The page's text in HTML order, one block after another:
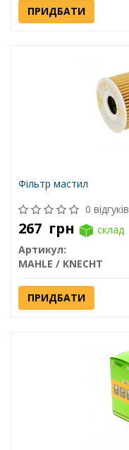
ПРИДБАТИ
Фільтр мастил
0 відгуків
267 грн
склад
Артикул:
MAHLE / KNECHT
ПРИДБАТИ